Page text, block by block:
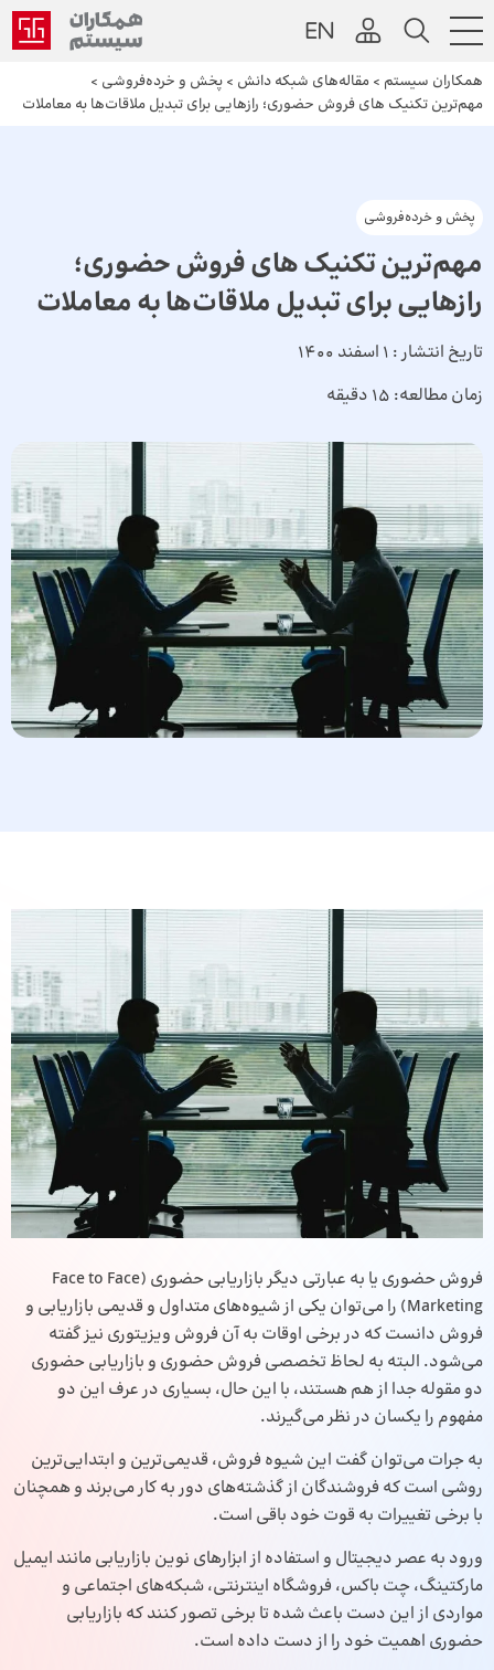
همکاران سیستم > مقاله‌های شبکه دانش > پخش و خرده‌فروشی >
مهم‌ترین تکنیک های‌ فروش حضوری؛ رازهایی برای تبدیل ملاقات‌ها به معاملات
پخش و خرده‌فروشی
مهم‌ترین تکنیک های‌ فروش حضوری؛
رازهایی برای تبدیل ملاقات‌ها به معاملات
تاریخ انتشار : 1 اسفند 1400
زمان مطالعه: 15 دقیقه
فروش حضوری یا به عبارتی دیگر بازاریابی حضوری (Face to Face
Marketing) را می‌توان یکی از شیوه‌های متداول و قدیمی بازاریابی و
فروش دانست که در برخی اوقات به آن فروش ویزیتوری نیز گفته
می‌شود. البته به لحاظ تخصصی فروش حضوری و بازاریابی حضوری
دو مقوله جدا از هم هستند، با این حال، بسیاری در عرف این دو
مفهوم را یکسان در نظر می‌گیرند.
به جرات می‌توان گفت این شیوه فروش، قدیمی‌ترین و ابتدایی‌ترین
روشی است که فروشندگان از گذشته‌های دور به کار می‌برند و همچنان
با برخی تغییرات به قوت خود باقی است.
ورود به عصر دیجیتال و استفاده از ابزارهای نوین بازاریابی مانند ایمیل
مارکتینگ، چت باکس، فروشگاه اینترنتی، شبکه‌های اجتماعی و
مواردی از این دست باعث شده تا برخی تصور کنند که بازاریابی
حضوری اهمیت خود را از دست داده است.